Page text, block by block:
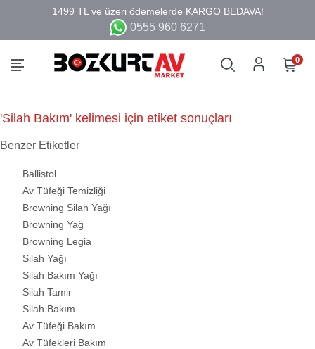
0555 960 6271
0
'Silah Bakım' kelimesi için etiket sonuçları
Benzer Etiketler
Ballistol
Av Tüfeği Temizliği
Browning Silah Yağı
Browning Yağ
Browning Legia
Silah Yağı
Silah Bakım Yağı
Silah Tamir
Silah Bakım
Av Tüfeği Bakım
Av Tüfekleri Bakım